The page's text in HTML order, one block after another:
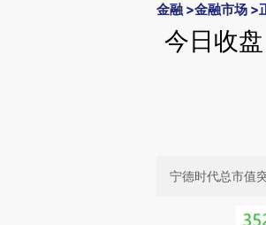
金融 >金融市场 >
今日收
宁德时代总市值